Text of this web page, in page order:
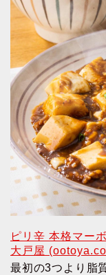
ピリ辛 本格マー
大戸屋
最初の3つより脂